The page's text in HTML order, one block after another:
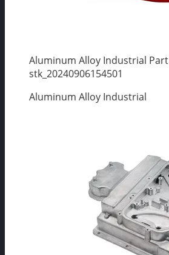
Aluminum Alloy Industrial Part
stk_20240906154501
Aluminum Alloy Industrial